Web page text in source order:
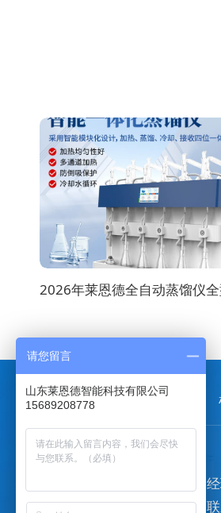
首页 / 产品中心
请您留言
山东莱恩德智能科技有限公司
15689208778